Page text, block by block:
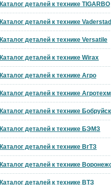
Каталог деталей к технике TIGARBO
Каталог деталей к технике Vaderstad
Каталог деталей к технике Versatile
Каталог деталей к технике Wirax
Каталог деталей к технике Агро
Каталог деталей к технике
Каталог деталей к технике
Каталог деталей к технике БЭМЗ
Каталог деталей к технике ВгТЗ
Каталог деталей к технике
Каталог деталей к технике ВТЗ